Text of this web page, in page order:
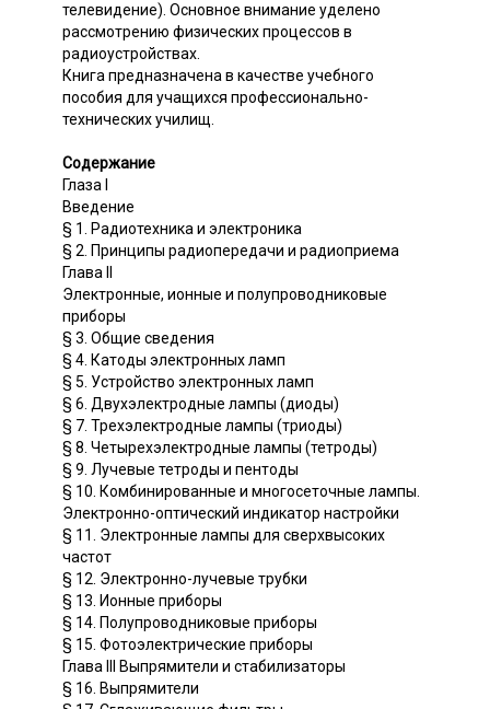
телевидение). Основное внимание уделено
рассмотрению физических процессов в
радиоустройствах.
Книга предназначена в качестве учебного
пособия для учащихся профессионально-
технических училищ.
Содержание
Глаза I
Введение
§ 1. Радиотехника и электроника
§ 2. Принципы радиопередачи и радиоприема
Глава II
Электронные, ионные и полупроводниковые
приборы
§ 3. Общие сведения
§ 4. Катоды электронных ламп
§ 5. Устройство электронных ламп
§ 6. Двухэлектродные лампы (диоды)
§ 7. Трехэлектродные лампы (триоды)
§ 8. Четырехэлектродные лампы (тетроды)
§ 9. Лучевые тетроды и пентоды
§ 10. Комбинированные и многосеточные лампы.
Электронно-оптический индикатор настройки
§ 11. Электронные лампы для сверхвысоких
частот
§ 12. Электронно-лучевые трубки
§ 13. Ионные приборы
§ 14. Полупроводниковые приборы
§ 15. Фотоэлектрические приборы
Глава III Выпрямители и стабилизаторы
§ 16. Выпрямители